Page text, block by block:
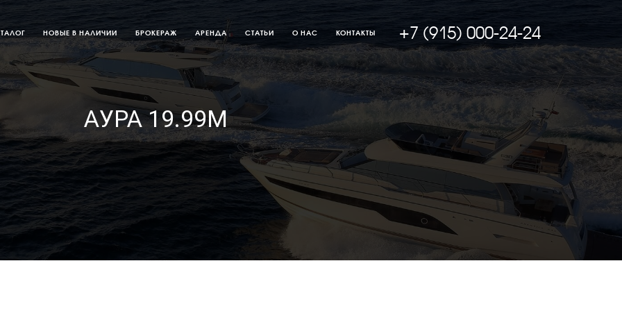
НОВЫЕ В НАЛИЧИИ БРОКЕРАЖ АРЕНДА СТАТЬИ О НАС КОНТАКТЫ +7 (915) 000-24-24
АУРА 19.99М